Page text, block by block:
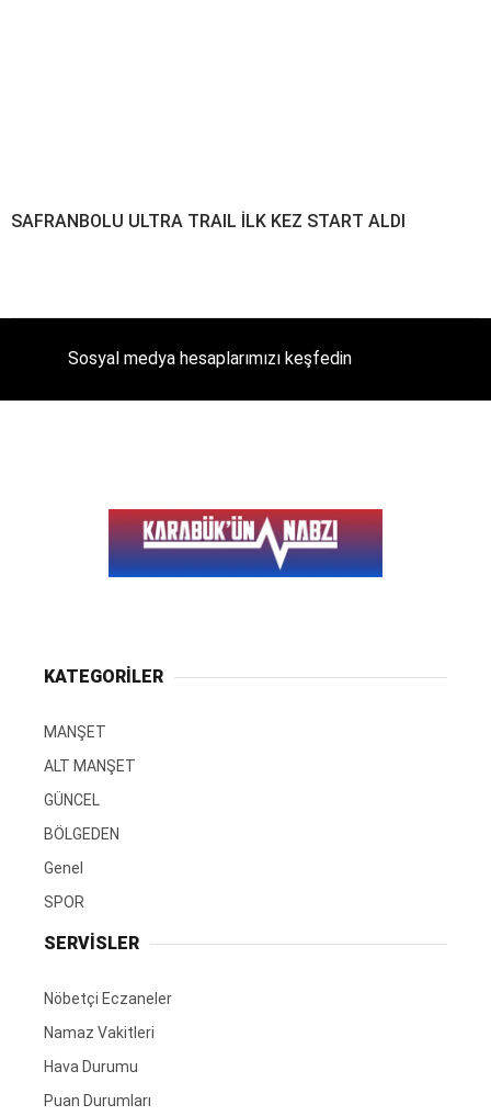
SAFRANBOLU ULTRA TRAIL İLK KEZ START ALDI
Sosyal medya hesaplarımızı keşfedin
KATEGORİLER
MANŞET
ALT MANŞET
GÜNCEL
BÖLGEDEN
Genel
SPOR
SERVİSLER
Nöbetçi Eczaneler
Namaz Vakitleri
Hava Durumu
Puan Durumları